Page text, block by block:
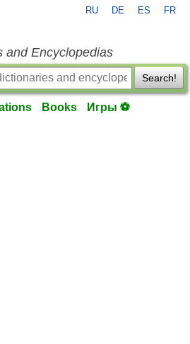
RU DE ES FR
and Encyclopedias
Search!
Books Игры ⚽